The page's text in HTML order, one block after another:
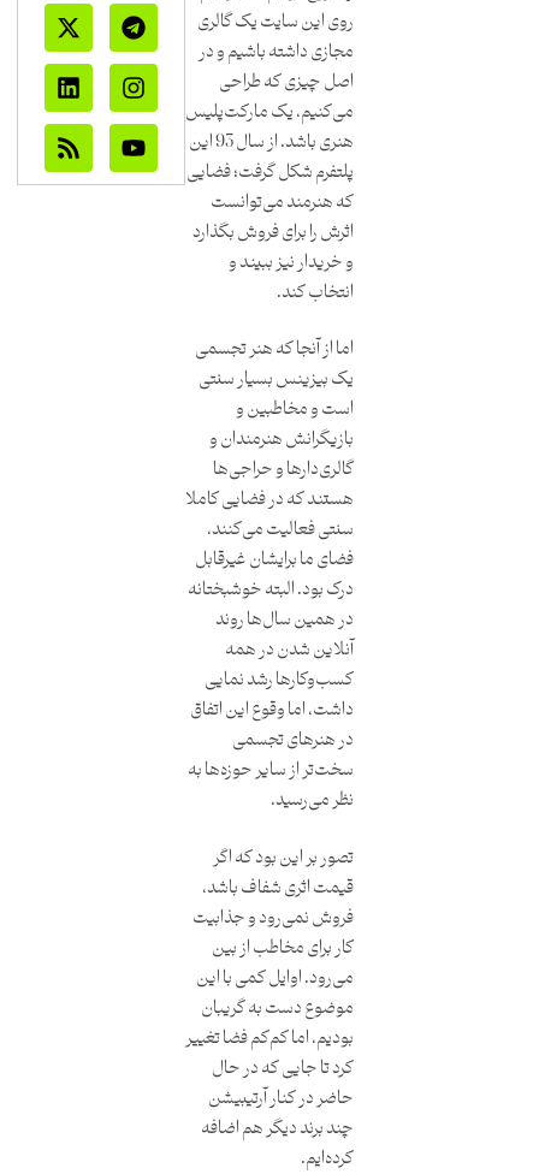
روی این سایت یک گالری
مجازی داشته باشیم و در
اصل چیزی که طراحی
می‌کنیم، یک مارکت‌پلیس
هنری باشد. از سال 93 این
پلتفرم شکل گرفت؛ فضایی
که هنرمند می‌توانست
اثرش را برای فروش بگذارد
و خریدار نیز ببیند و
انتخاب کند.
اما از آنجا که هنر تجسمی
یک بیزینس بسیار سنتی
است و مخاطبین و
بازیگرانش هنرمندان و
گالری‌دارها و حراجی‌ها
هستند که در فضایی کاملا
سنتی فعالیت می‌کنند،
فضای ما برایشان غیر‌قابل
درک بود. البته خوشبختانه
در همین سال‌ها روند
آنلاین شدن در همه
کسب‌‌وکارها رشد نمایی
داشت، اما وقوع این اتفاق
در هنرهای تجسمی
سخت‌تر از سایر حوزه‌ها به
نظر می‌رسید.
تصور بر این بود که اگر
قیمت اثری شفاف باشد،
فروش نمی‌رود و جذابیت
کار برای مخاطب از بین
می‌رود. اوایل کمی با این
موضوع دست به گریبان
بودیم، اما کم‌کم فضا تغییر
کرد تا جایی که در حال
حاضر در کنار آرتیبیشن
چند برند دیگر هم اضافه
کرده‌ایم.